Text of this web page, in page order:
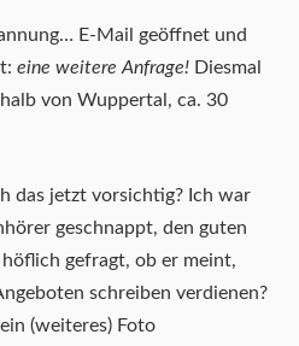
E-Mail geöffnet und
eine weitere Anfrage! Diesmal
von Wuppertal, ca. 30
das jetzt vorsichtig? Ich war
geschnappt, den guten
gefragt, ob er meint,
schreiben verdienen?
(weiteres) Foto